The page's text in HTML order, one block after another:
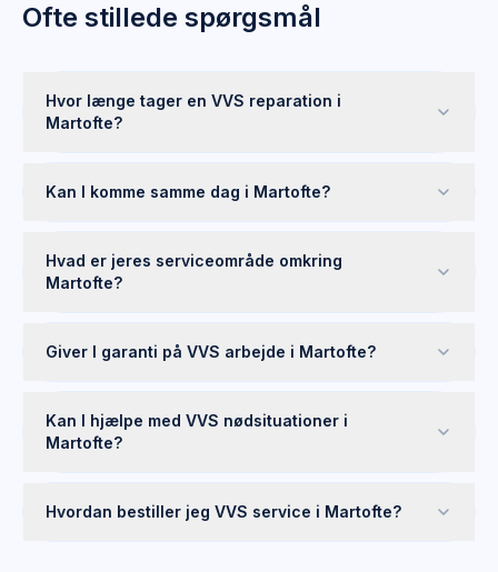
Ofte stillede spørgsmål
Hvor længe tager en VVS reparation i
Martofte?
Kan I komme samme dag i Martofte?
Hvad er jeres serviceområde omkring
Martofte?
Giver I garanti på VVS arbejde i Martofte?
Kan I hjælpe med VVS nødsituationer i
Martofte?
Hvordan bestiller jeg VVS service i Martofte?